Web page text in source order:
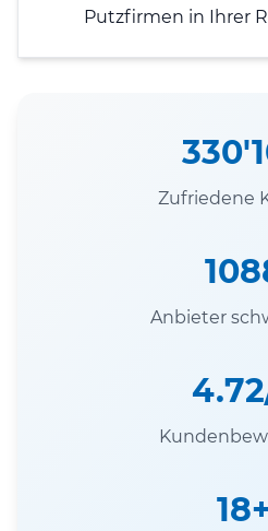
Putzfirmen in Ihrer
Zufriedene
Anbieter